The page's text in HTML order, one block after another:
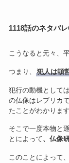
1118話のネタバ
こうなると元々、
つまり、 犯人は頓
犯行の動機として
の仏像はレプリカ
たことがわかります
そこで一度本物と
とによって、仏像
このことによって